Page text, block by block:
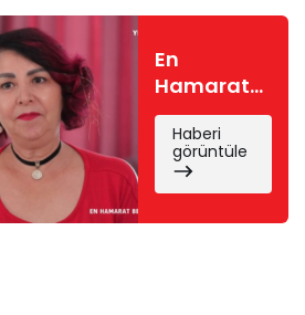
En
Hamarat
Benim
Gülay
kimdir?
Gülay Özer
nereli, kaç
Haberi
görüntüle